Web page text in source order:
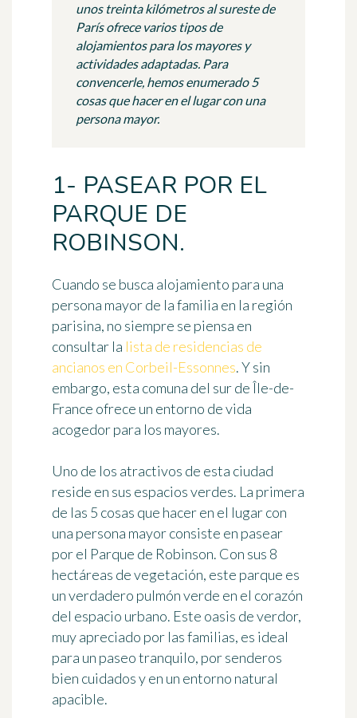
unos treinta kilómetros al sureste de
París ofrece varios tipos de
alojamientos para los mayores y
actividades adaptadas. Para
convencerle, hemos enumerado 5
cosas que hacer en el lugar con una
persona mayor.
1- PASEAR POR EL
PARQUE DE
ROBINSON.
Cuando se busca alojamiento para una
persona mayor de la familia en la región
parisina, no siempre se piensa en
consultar la lista de residencias de
ancianos en Corbeil-Essonnes. Y sin
embargo, esta comuna del sur de Île-de-
France ofrece un entorno de vida
acogedor para los mayores.
Uno de los atractivos de esta ciudad
reside en sus espacios verdes. La primera
de las 5 cosas que hacer en el lugar con
una persona mayor consiste en pasear
por el Parque de Robinson. Con sus 8
hectáreas de vegetación, este parque es
un verdadero pulmón verde en el corazón
del espacio urbano. Este oasis de verdor,
muy apreciado por las familias, es ideal
para un paseo tranquilo, por senderos
bien cuidados y en un entorno natural
apacible.